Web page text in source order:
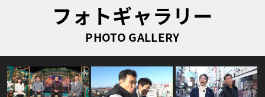
フォトギャラリー
PHOTO GALLERY